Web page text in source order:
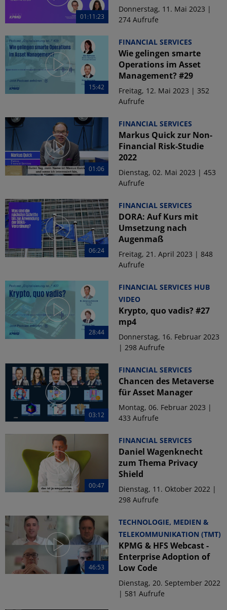
01:11:23
Donnerstag, 11. Mai 2023 |
274 Aufrufe
15:42
FINANCIAL SERVICES
Wie gelingen smarte
Operations im Asset
Management? #29
Freitag, 12. Mai 2023 | 352
Aufrufe
01:06
FINANCIAL SERVICES
Markus Quick zur Non-
Financial Risk-Studie
2022
Dienstag, 02. Mai 2023 | 453
Aufrufe
06:24
FINANCIAL SERVICES
DORA: Auf Kurs mit
Umsetzung nach
Augenmaß
Freitag, 21. April 2023 | 848
Aufrufe
28:44
FINANCIAL SERVICES HUB
VIDEO
Krypto, quo vadis? #27
mp4
Donnerstag, 16. Februar 2023
| 298 Aufrufe
03:12
FINANCIAL SERVICES
Chancen des Metaverse
für Asset Manager
Montag, 06. Februar 2023 |
433 Aufrufe
00:47
FINANCIAL SERVICES
Daniel Wagenknecht
zum Thema Privacy
Shield
Dienstag, 11. Oktober 2022 |
298 Aufrufe
46:53
TECHNOLOGIE, MEDIEN &
TELEKOMMUNIKATION (TMT)
KPMG & HFS Webcast -
Enterprise Adoption of
Low Code
Dienstag, 20. September 2022
| 581 Aufrufe